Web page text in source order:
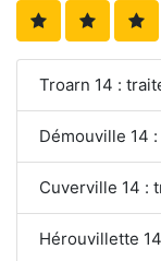
Troarn 14 :
Démouville 14
Cuverville 14 :
Hérouvillette